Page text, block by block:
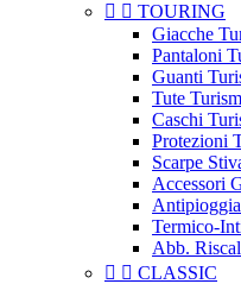
  TOURING
Giacche
Pantaloni
Guanti
Tute
Caschi
Protezioni
Scarpe
Accessori
Termico-
Abb.
  CLASSIC